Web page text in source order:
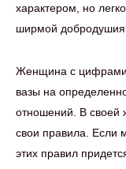
характером, но
ширмой добродушия
Женщина с цифрами
вазы на
отношений. В своей
свои правила. Если
этих правил